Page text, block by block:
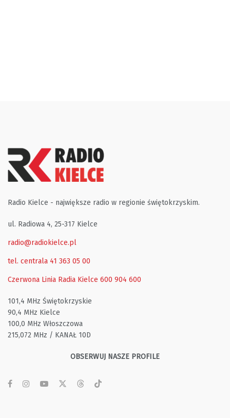
Radio Kielce - największe radio w regionie świętokrzyskim.
ul. Radiowa 4, 25-317 Kielce
radio@radiokielce.pl
tel. centrala 41 363 05 00
Czerwona Linia Radia Kielce 600 904 600
101,4 MHz Świętokrzyskie
90,4 MHz Kielce
100,0 MHz Włoszczowa
215,072 MHz / KANAŁ 10D
OBSERWUJ NASZE PROFILE